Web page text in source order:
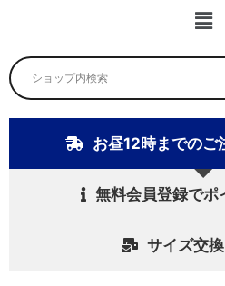
メ
ニ
ュ
お昼12時までのご
無料会員登録でポ
サイズ交